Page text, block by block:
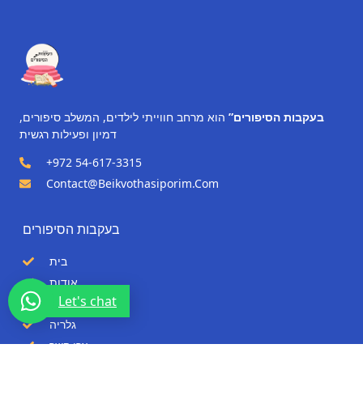
Let's chat
בעקבות הסיפורים” הוא מרחב חווייתי לילדים, המשלב סיפורים,
דמיון ופעילות רגשית
+972 54-617-3315
Contact@beikvothasiporim.com
בעקבות הסיפורים
בית
אודות
שירותים
גלריה
צרו קשר